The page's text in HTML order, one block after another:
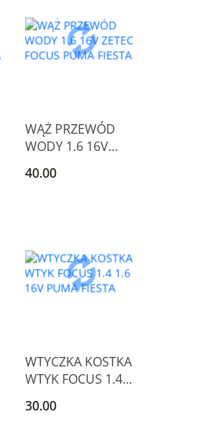
WĄŻ PRZEWÓD
WODY 1.6 16V
PUMA FIESTA
40.00
WTYCZKA KOSTKA
WTYK FOCUS 1.4
FIESTA
30.00